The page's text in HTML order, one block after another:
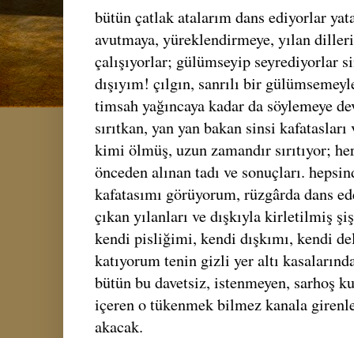
bütün çatlak atalarım dans ediyorlar
avutmaya, yüreklendirmeye, yılan
çalışıyorlar; gülümseyip seyrediyorlar
dışıyım! çılgın, sanrılı bir
timsah yağıncaya kadar da söylemeye
sırıtkan, yan yan bakan sinsi
kimi ölmüş, uzun zamandır sırıtıyor;
önceden alınan tadı ve sonuçları.
kafatasımı görüyorum, rüzgârda dans
çıkan yılanları ve dışkıyla kirletilmiş
kendi pisliğimi, kendi dışkımı, kendi
katıyorum tenin gizli yer altı
bütün bu davetsiz, istenmeyen, sarhoş
içeren o tükenmek bilmez kanala
akacak.